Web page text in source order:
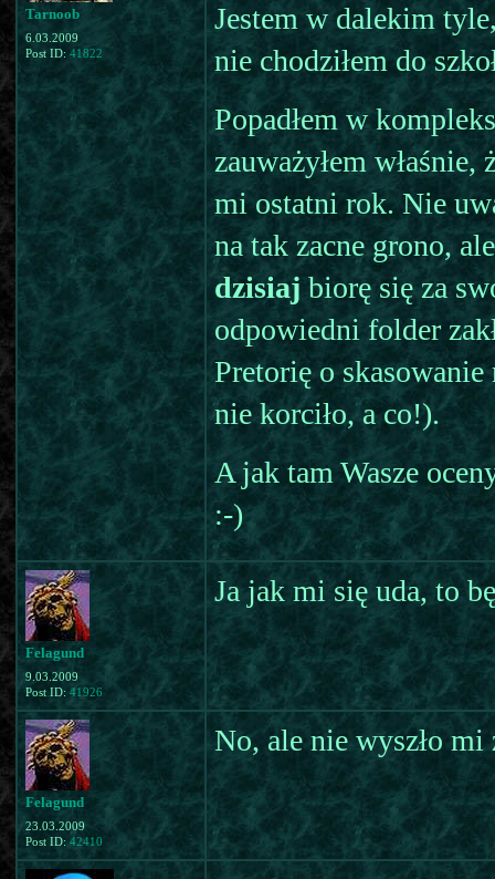
Tarnoob
6.03.2009
Post ID: 41822
Jestem w dalekim
nie chodziłem do
Popadłem w
zauważyłem
mi ostatni rok. Nie
na tak zacne grono,
dzisiaj biorę się za
odpowiedni folder
Pretorię o
nie korciło, a co!).
A jak tam Wasze
:-)
Felagund
9.03.2009
Post ID: 41926
Ja jak mi się uda, to
Felagund
23.03.2009
Post ID: 42410
No, ale nie wyszło